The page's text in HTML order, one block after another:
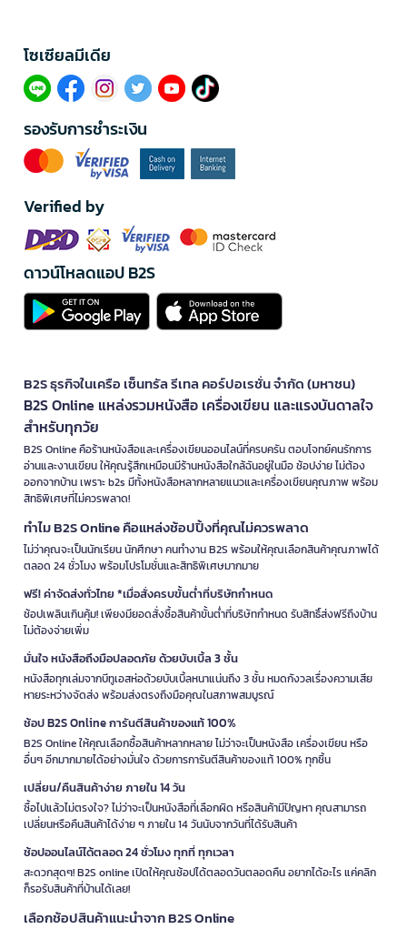
โซเซียลมีเดีย​
รองรับการชำระเงิน
Verified by
ดาวน์โหลดแอป B2S
B2S ธุรกิจในเครือ เซ็นทรัล รีเทล คอร์ปอเรชั่น จำกัด (มหาชน)
B2S Online แหล่งรวมหนังสือ เครื่องเขียน และแรงบันดาลใจ
สำหรับทุกวัย
B2S Online คือร้านหนังสือและเครื่องเขียนออนไลน์ที่ครบครัน ตอบโจทย์คนรักการ
อ่านและงานเขียน ให้คุณรู้สึกเหมือนมีร้านหนังสือใกล้ฉันอยู่ในมือ ช้อปง่าย ไม่ต้อง
ออกจากบ้าน เพราะ b2s มีทั้งหนังสือหลากหลายแนวและเครื่องเขียนคุณภาพ พร้อม
สิทธิพิเศษที่ไม่ควรพลาด!
ทำไม B2S Online คือแหล่งช้อปปิ้งที่คุณไม่ควรพลาด
ไม่ว่าคุณจะเป็นนักเรียน นักศึกษา คนทำงาน B2S พร้อมให้คุณเลือกสินค้าคุณภาพได้
ตลอด 24 ชั่วโมง พร้อมโปรโมชั่นและสิทธิพิเศษมากมาย
ฟรี! ค่าจัดส่งทั่วไทย *เมื่อสั่งครบขั้นต่ำที่บริษัทกำหนด
ช้อปเพลินเกินคุ้ม! เพียงมียอดสั่งซื้อสินค้าขั้นต่ำที่บริษัทกำหนด รับสิทธิ์ส่งฟรีถึงบ้าน
ไม่ต้องจ่ายเพิ่ม
มั่นใจ หนังสือถึงมือปลอดภัย ด้วยบับเบิ้ล 3 ชั้น
หนังสือทุกเล่มจากบีทูเอสห่อด้วยบับเบิ้ลหนาแน่นถึง 3 ชั้น หมดกังวลเรื่องความเสีย
หายระหว่างจัดส่ง พร้อมส่งตรงถึงมือคุณในสภาพสมบูรณ์
ช้อป B2S Online การันตีสินค้าของแท้ 100%
B2S Online ให้คุณเลือกซื้อสินค้าหลากหลาย ไม่ว่าจะเป็นหนังสือ เครื่องเขียน หรือ
อื่นๆ อีกมากมายได้อย่างมั่นใจ ด้วยการการันตีสินค้าของแท้ 100% ทุกชิ้น
เปลี่ยน/คืนสินค้าง่าย ภายใน 14 วัน
ซื้อไปแล้วไม่ตรงใจ? ไม่ว่าจะเป็นหนังสือที่เลือกผิด หรือสินค้ามีปัญหา คุณสามารถ
เปลี่ยนหรือคืนสินค้าได้ง่าย ๆ ภายใน 14 วันนับจากวันที่ได้รับสินค้า
ช้อปออนไลน์ได้ตลอด 24 ชั่วโมง ทุกที่ ทุกเวลา
สะดวกสุดๆ! B2S online เปิดให้คุณช้อปได้ตลอดวันตลอดคืน อยากได้อะไร แค่คลิก
ก็รอรับสินค้าที่บ้านได้เลย!
เลือกช้อปสินค้าแนะนำจาก B2S Online